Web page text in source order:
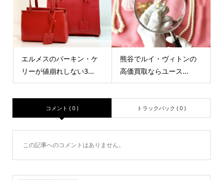
エルメスのバーキン・ケ
リーが値崩れしない3...
熊谷でルイ・ヴィトンの
高価買取ならユース...
コメント ( 0 ) トラックバック ( 0 )
この記事へのコメントはありません。